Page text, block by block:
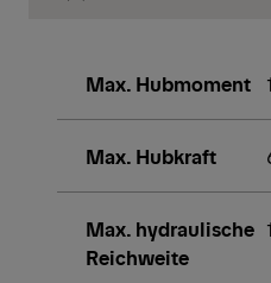
Max. Hubmoment
Max. Hubkraft
Max. hydraulische
Reichweite